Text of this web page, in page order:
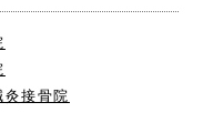
灸接骨院